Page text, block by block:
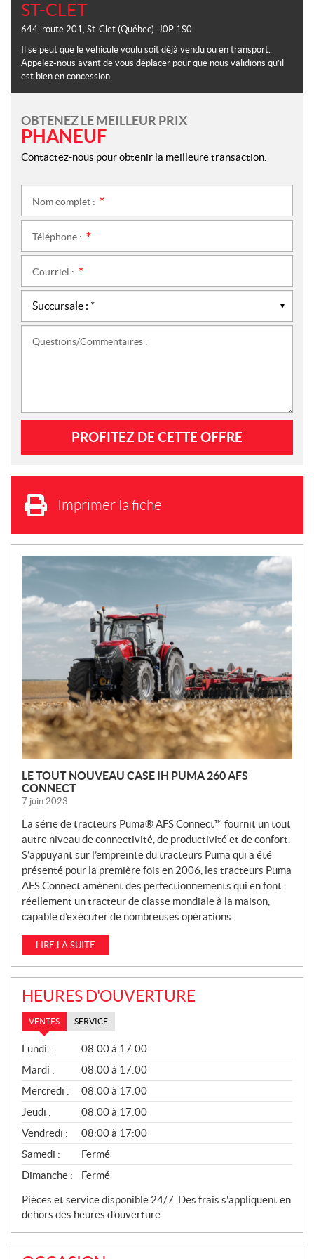
ST-CLET
644, route 201, St-Clet (Québec) J0P 1S0
Il se peut que le véhicule voulu soit déjà vendu ou en transport.
Appelez-nous avant de vous déplacer pour que nous validions qu’il
est bien en concession.
OBTENEZ LE MEILLEUR PRIX
PHANEUF
Contactez-nous pour obtenir la meilleure transaction.
Nom complet :
Téléphone :
Courriel :
Questions/Commentaires :
Imprimer la fiche
N
O
U
V
E
L
E
LE TOUT NOUVEAU CASE IH PUMA 260 AFS
CONNECT
7 juin 2023
La série de tracteurs Puma® AFS Connect™ fournit un tout
autre niveau de connectivité, de productivité et de confort.
S’appuyant sur l’empreinte du tracteurs Puma qui a été
présenté pour la première fois en 2006, les tracteurs Puma
AFS Connect amènent des perfectionnements qui en font
réellement un tracteur de classe mondiale à la maison,
capable d’exécuter de nombreuses opérations.
LIRE LA SUITE
HEURES D'OUVERTURE
VENTES SERVICE
V
E
N
T
E
S
Lundi :
08:00 à 17:00
Mardi :
08:00 à 17:00
Mercredi :
08:00 à 17:00
Jeudi :
08:00 à 17:00
Vendredi :
08:00 à 17:00
Samedi :
Fermé
Dimanche :
Fermé
Pièces et service disponible 24/7. Des frais s'appliquent en
dehors des heures d'ouverture.